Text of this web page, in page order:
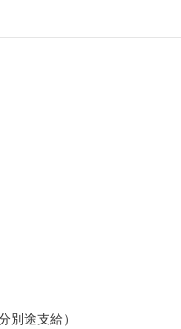
別途支給）